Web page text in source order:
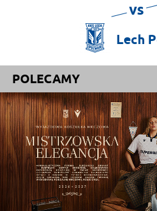
vs
Lech
POLECAMY